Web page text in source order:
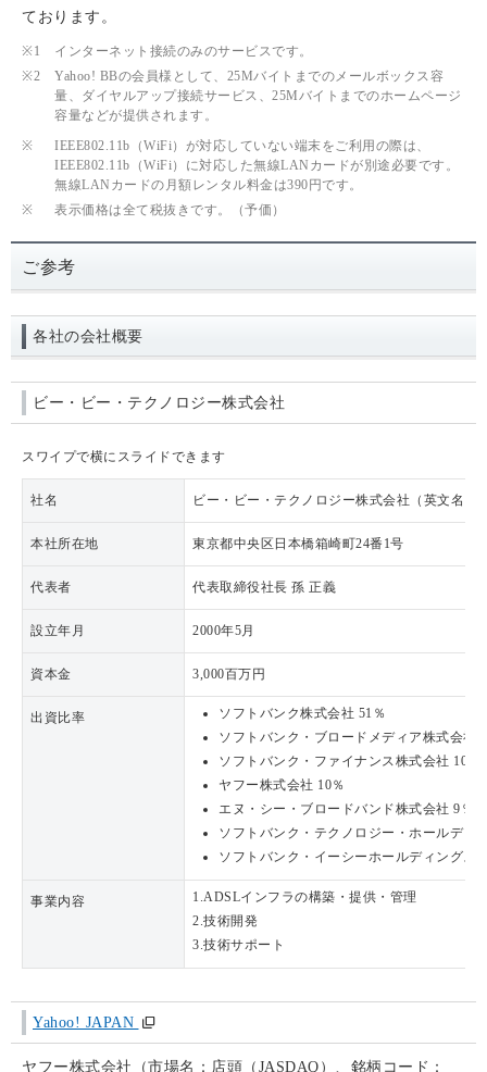
ております。
※1
インターネット接続のみのサービスです。
※2
Yahoo! BBの会員様として、25Mバイトまでのメールボックス容
量、ダイヤルアップ接続サービス、25Mバイトまでのホームページ
容量などが提供されます。
※
IEEE802.11b（WiFi）が対応していない端末をご利用の際は、
IEEE802.11b（WiFi）に対応した無線LANカードが別途必要です。
無線LANカードの月額レンタル料金は390円です。
※
表示価格は全て税抜きです。（予価）
ご参考
各社の会社概要
ビー・ビー・テクノロジー株式会社
スワイプで横にスライドできます
社名 ビー・ビー・テクノロジー株式会社（英文名：
本社所在地 東京都中央区日本橋箱崎町24番1号
代表者 代表取締役社長 孫 正義
設立年月 2000年5月
資本金 3,000百万円
出資比率
ソフトバンク株式会社 51％
ソフトバンク・ブロードメディア株式会社
ソフトバンク・ファイナンス株式会社 10％
ヤフー株式会社 10％
エヌ・シー・ブロードバンド株式会社 9％
ソフトバンク・テクノロジー・ホールディ
ソフトバンク・イーシーホールディングス
事業内容
1.ADSLインフラの構築・提供・管理
2.技術開発
3.技術サポート
Yahoo! JAPAN
ヤフー株式会社（市場名：店頭（JASDAQ）、銘柄コード：